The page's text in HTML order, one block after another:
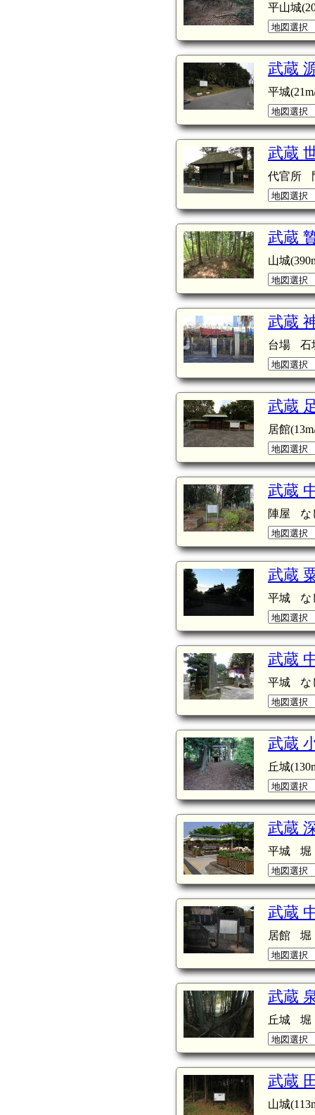
平山城
武蔵
平城
武蔵
代官所
武蔵
山城
武蔵
台場 石
武蔵
居館
武蔵
陣屋 な
武蔵
平城 な
武蔵
平城 な
武蔵
丘城
武蔵
平城 堀
武蔵
居館 堀
武蔵
丘城 堀
武蔵
山城